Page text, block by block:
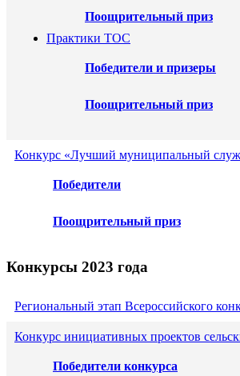
Поощрительный приз
Практики ТОС
Победители и призеры
Поощрительный приз
Конкурс «Лучший муниципальный
Победители
Поощрительный приз
Конкурсы 2023 года
Региональный этап Всероссийского
Конкурс инициативных проектов
Победители конкурса